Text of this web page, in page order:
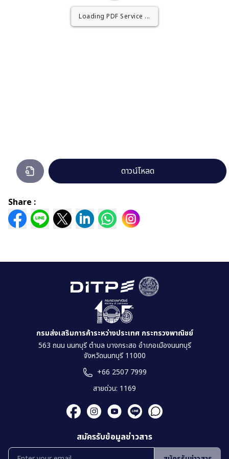
Loading PDF Worker ...
Loading PDF Service ...
งบ
ทดลอง
เดือน
กันยายน
ดาวน์โหลด
Share :
กรมส่งเสริมการค้าระหว่างประเทศ กระทรวงพาณิชย์
563 ถนน นนทบุรี ตำบล บางกระสอ อำเภอเมืองนนทบุรี
จังหวัดนนทบุรี 11000
+66 2507 7999
สายด่วน: 1169
สมัครรับข้อมูลข่าวสาร